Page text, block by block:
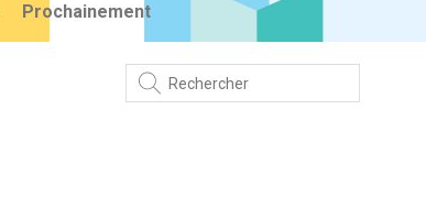
Prochainement